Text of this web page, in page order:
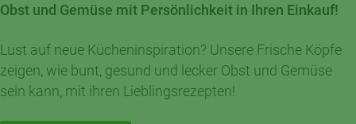
Obst und Gemüse mit Persönlichkeit in Ihren Einkauf!
Lust auf neue Kücheninspiration? Unsere Frische Köpfe
zeigen, wie bunt, gesund und lecker Obst und Gemüse
sein kann, mit ihren Lieblingsrezepten!